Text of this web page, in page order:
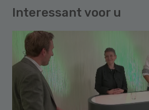
Interessant voor u